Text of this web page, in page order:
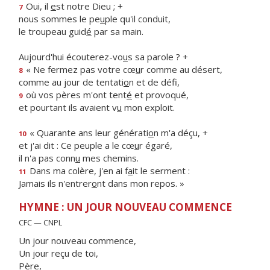
7 Oui, il est notre Dieu ; +
nous sommes le peuple qu'il conduit,
le troupeau guidé par sa main.
Aujourd'hui écouterez-vous sa parole ? +
8 « Ne fermez pas votre cœur comme au désert,
comme au jour de tentation et de défi,
9 où vos pères m'ont tenté et provoqué,
et pourtant ils avaient vu mon exploit.
10 « Quarante ans leur génération m'a déçu, +
et j'ai dit : Ce peuple a le cœur égaré,
il n'a pas connu mes chemins.
11 Dans ma colère, j'en ai fait le serment :
Jamais ils n'entreront dans mon repos. »
HYMNE : UN JOUR NOUVEAU COMMENCE
CFC — CNPL
Un jour nouveau commence,
Un jour reçu de toi,
Père,